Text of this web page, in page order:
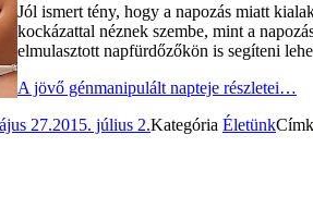
Jól ismert tény, hogy a napozás miatt
kockázattal néznek szembe, mint a
elmulasztott napfürdőzőkön is segíteni
A jövő génmanipulált napteje részletei…
27.2015. július 2.Kategória Életünk